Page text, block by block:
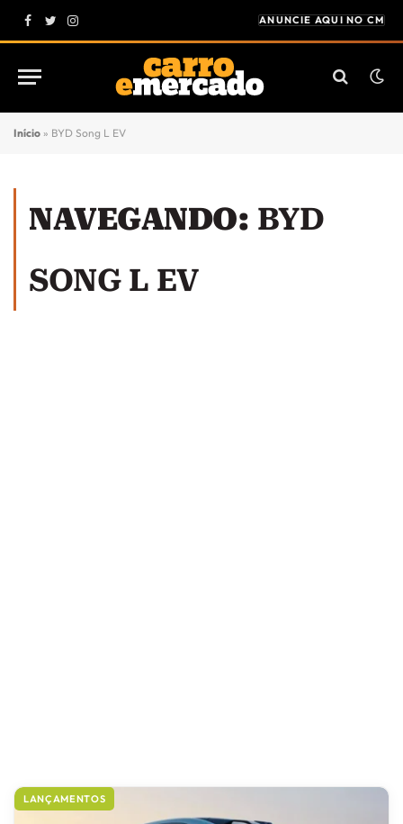
Facebook
Twitter
Instagram
ANUNCIE AQUI NO CM
Início » BYD Song L EV
NAVEGANDO: BYD
SONG L EV
LANÇAMENTOS